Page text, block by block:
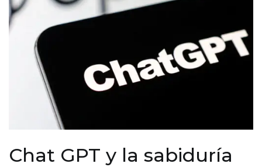
Chat GPT y la sabiduría